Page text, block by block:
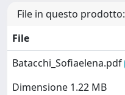
File in questo prodotto:
File
Batacchi_Sofiaelena.pdf
Dimensione 1.22 MB